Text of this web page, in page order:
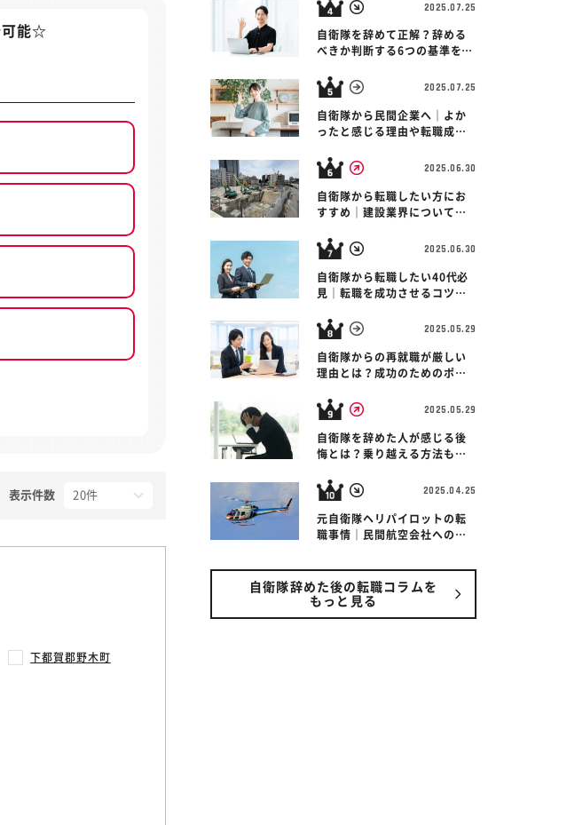
可能☆
表示件数
下都賀郡野木町
2025.07.25
自衛隊を辞めて正解？辞める
べきか判断する6つの基準を紹
2025.07.25
自衛隊から民間企業へ｜よか
ったと感じる理由や転職成功
2025.06.30
自衛隊から転職したい方にお
すすめ｜建設業界について解
2025.06.30
自衛隊から転職したい40代必
見｜転職を成功させるコツを
2025.05.29
自衛隊からの再就職が厳しい
理由とは？成功のためのポイ
2025.05.29
自衛隊を辞めた人が感じる後
悔とは？乗り越える方法も紹
2025.04.25
元自衛隊ヘリパイロットの転
職事情｜民間航空会社への転
自衛隊辞めた後の転職コラムを
もっと見る